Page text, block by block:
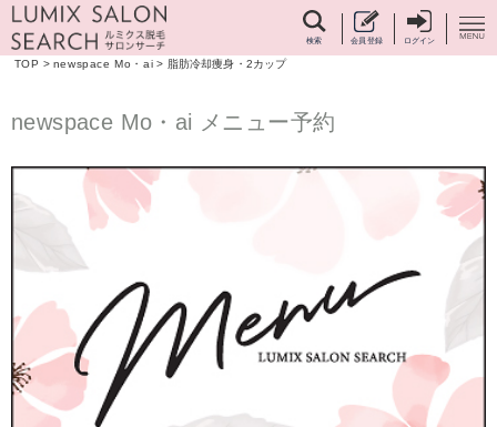
検索 会員登録 ログイン
TOP > newspace Mo・ai > 脂肪冷却痩身・2カップ
newspace Mo・ai メニュー予約